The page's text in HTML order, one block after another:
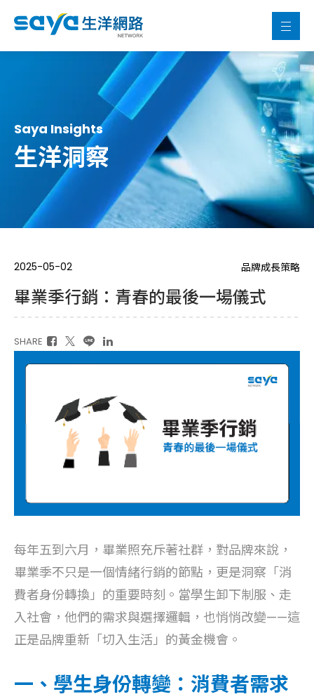
Saya Insights
生洋洞察
2025-05-02 品牌成長策略
畢業季行銷：青春的最後一場儀式
SHARE
每年五到六月，畢業照充斥著社群，對品牌來說，
畢業季不只是一個情緒行銷的節點，更是洞察「消
費者身份轉換」的重要時刻。當學生卸下制服、走
入社會，他們的需求與選擇邏輯，也悄悄改變——這
正是品牌重新「切入生活」的黃金機會。
一、學生身份轉變：消費者需求